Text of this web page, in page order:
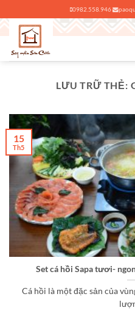
qua
nội
dung
0982.558.946
LƯU TRỮ THẺ:
Set cá hồi Sapa tươi-
Cá hồi là một đặc sản của
15
Th5